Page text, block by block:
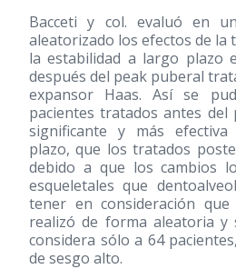
Bacceti y col. evaluó en
aleatorizado los efectos de la
la estabilidad a largo plazo
después del peak puberal
expansor Haas. Así se
pacientes tratados antes del
significante y más
plazo, que los tratados
debido a que los cambios
esqueletales que
tener en consideración
realizó de forma aleatoria y
considera sólo a 64
de sesgo alto.